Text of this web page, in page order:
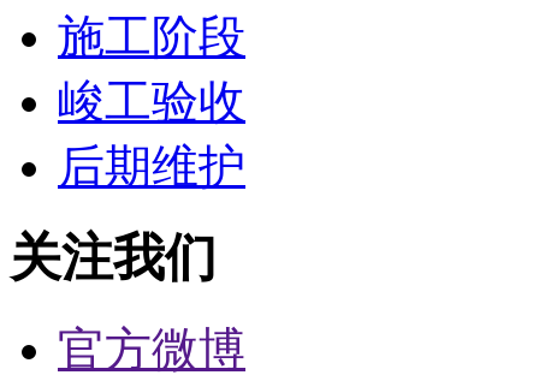
施工阶段
峻工验收
后期维护
关注我们
官方微博